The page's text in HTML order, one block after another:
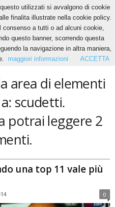
area di elementi
scudetti.
potrai leggere 2
una top 11 vale più
0
utilizzati si avvalgono di cookie
finalita illustrate nella cookie policy.
consenso a tutti o ad alcuni cookie,
questo banner, scorrendo questa
la navigazione in altra maniera,
maggiori informazioni ACCETTA